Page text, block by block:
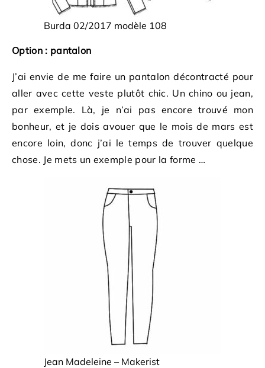
Burda 02/2017 modèle 108
Option : pantalon
J’ai envie de me faire un pantalon décontracté pour
aller avec cette veste plutôt chic. Un chino ou jean,
par exemple. Là, je n’ai pas encore trouvé mon
bonheur, et je dois avouer que le mois de mars est
encore loin, donc j’ai le temps de trouver quelque
chose. Je mets un exemple pour la forme …
Jean Madeleine – Makerist